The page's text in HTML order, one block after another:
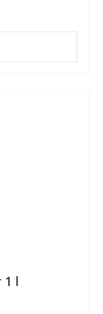
1 l